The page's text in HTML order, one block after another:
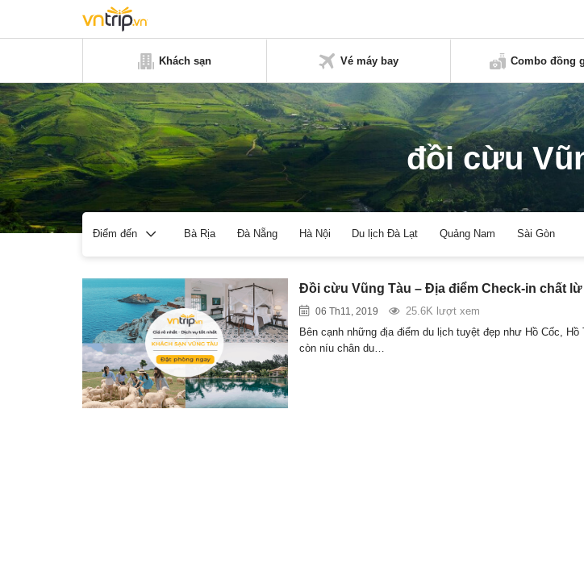
Khách sạn Vé máy bay Combo đồng
đồi cừu
Điểm đến Bà Rịa Đà Nẵng Hà Nội Du lịch Đà Lạt Quảng Nam Sài Gòn
Đồi cừu Vũng Tàu – Địa điểm Check-in chất lừ
06 Th11, 2019
25.6K lượt xem
Bên cạnh những địa điểm du lịch tuyệt đẹp như Hồ Cốc,
còn níu chân du…